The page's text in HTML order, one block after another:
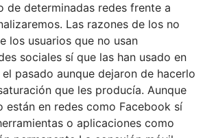
de determinadas redes frente a
Las razones de los no
los usuarios que no usan
sociales sí que las han usado en
pasado aunque dejaron de hacerlo
que les producía. Aunque
están en redes como Facebook sí
o aplicaciones como